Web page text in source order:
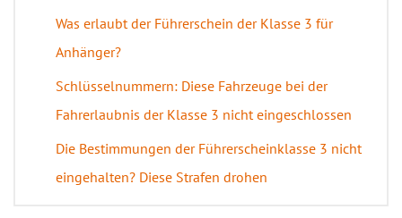
Was erlaubt der Führerschein der Klasse 3 für
Anhänger?
Schlüsselnummern: Diese Fahrzeuge bei der
Fahrerlaubnis der Klasse 3 nicht eingeschlossen
Die Bestimmungen der Führerscheinklasse 3 nicht
eingehalten? Diese Strafen drohen